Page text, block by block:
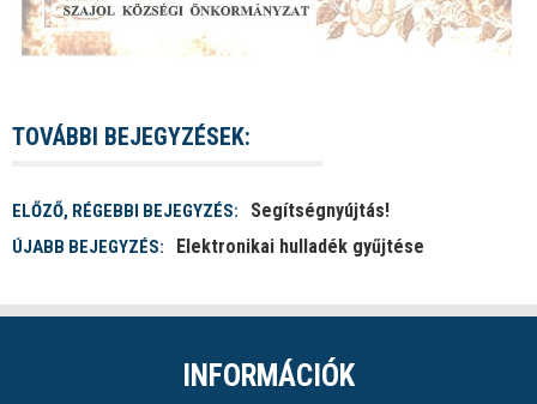
TOVÁBBI BEJEGYZÉSEK:
ELŐZŐ, RÉGEBBI BEJEGYZÉS: Segítségnyújtás!
ÚJABB BEJEGYZÉS: Elektronikai hulladék gyűjtése
INFORMÁCIÓK